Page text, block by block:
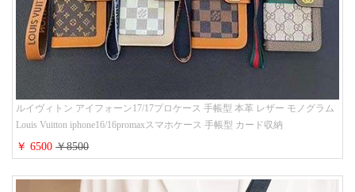
ルイヴィトン アイフォーン17/17プロケース 手帳型 本革 レザー モノグラム
Louis Vuitton iphone16/16promaxスマホケース 手帳型 カード収納
iphone15/14/13ケース ビジネス風 GUCCI galaxy s26/s25/s24ケース 手帳型 大
人 可愛い
￥ 6500￥8500